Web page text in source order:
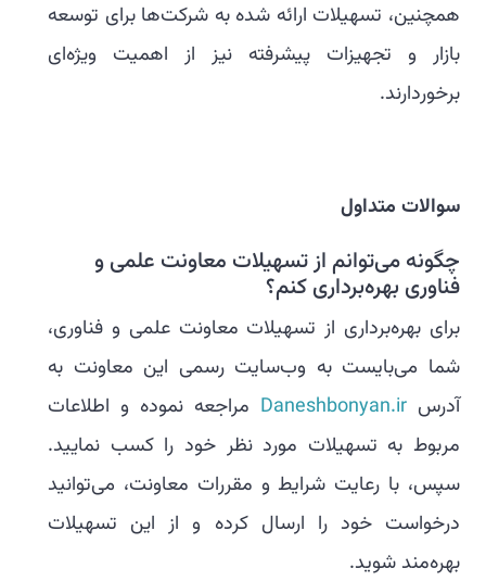
همچنین، تسهیلات ارائه شده به شرکت‌ها برای توسعه
بازار و تجهیزات پیشرفته نیز از اهمیت ویژه‌ای
برخوردارند.
سوالات متداول
چگونه می‌توانم از تسهیلات معاونت علمی و
فناوری بهره‌برداری کنم؟
برای بهره‌برداری از تسهیلات معاونت علمی و فناوری،
شما می‌بایست به وب‌سایت رسمی این معاونت به
آدرس Daneshbonyan.ir مراجعه نموده و اطلاعات
مربوط به تسهیلات مورد نظر خود را کسب نمایید.
سپس، با رعایت شرایط و مقررات معاونت، می‌توانید
درخواست خود را ارسال کرده و از این تسهیلات
بهره‌مند شوید.